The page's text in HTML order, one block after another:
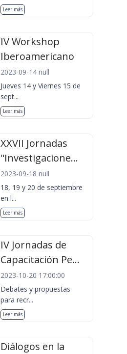
Leer más
IV Workshop
Iberoamericano
2023-09-14 null
Jueves 14 y Viernes 15 de
sept...
Leer más
XXVII Jornadas
"Investigacione...
2023-09-18 null
18, 19 y 20 de septiembre
en l...
Leer más
IV Jornadas de
Capacitación Pe...
2023-10-20 17:00:00
Debates y propuestas
para recr...
Leer más
Diálogos en la